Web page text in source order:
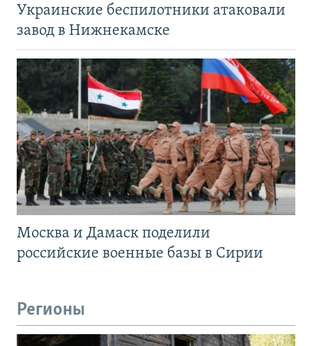
Украинские беспилотники атаковали
завод в Нижнекамске
Москва и Дамаск поделили
российские военные базы в Сирии
Регионы